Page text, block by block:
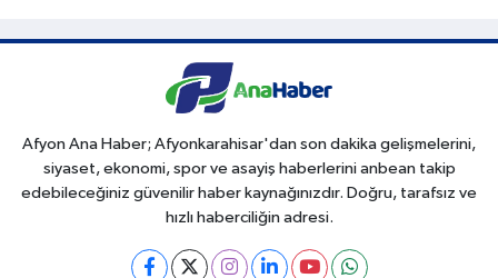
Afyon Ana Haber; Afyonkarahisar'dan son dakika gelişmelerini,
siyaset, ekonomi, spor ve asayiş haberlerini anbean takip
edebileceğiniz güvenilir haber kaynağınızdır. Doğru, tarafsız ve
hızlı haberciliğin adresi.